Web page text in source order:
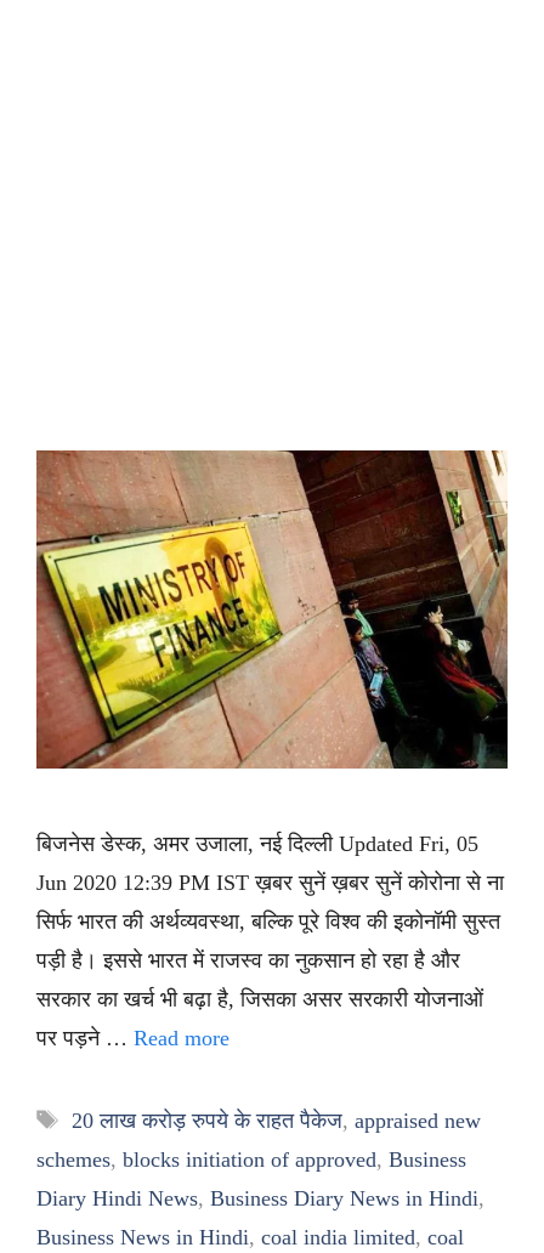
बिजनेस डेस्क, अमर उजाला, नई दिल्ली Updated Fri, 05
Jun 2020 12:39 PM IST ख़बर सुनें ख़बर सुनें कोरोना से ना
सिर्फ भारत की अर्थव्यवस्था, बल्कि पूरे विश्व की इकोनॉमी सुस्त
पड़ी है। इससे भारत में राजस्व का नुकसान हो रहा है और
सरकार का खर्च भी बढ़ा है, जिसका असर सरकारी योजनाओं
पर पड़ने … Read more
Tags
20 लाख करोड़ रुपये के राहत पैकेज, appraised new
schemes, blocks initiation of approved, Business
Diary Hindi News, Business Diary News in Hindi,
Business News in Hindi, coal india limited, coal